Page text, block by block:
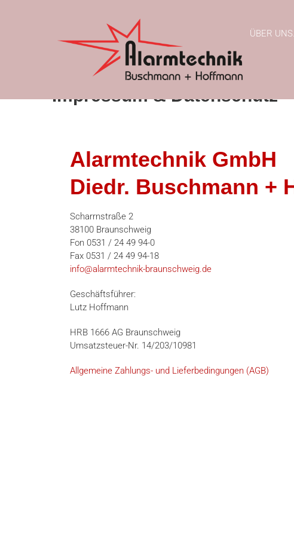
ALARMTECHNIK Buschmann & HoffmannÜBER
Impressum & Datenschutz
Alarmtechnik GmbH
Diedr. Buschmann +
Scharrnstraße 2
38100 Braunschweig
Fon 0531 / 24 49 94-0
Fax 0531 / 24 49 94-18
info@alarmtechnik-braunschweig.de
Geschäftsführer:
Lutz Hoffmann
HRB 1666 AG Braunschweig
Umsatzsteuer-Nr. 14/203/10981
Allgemeine Zahlungs- und Lieferbedingungen (AGB)